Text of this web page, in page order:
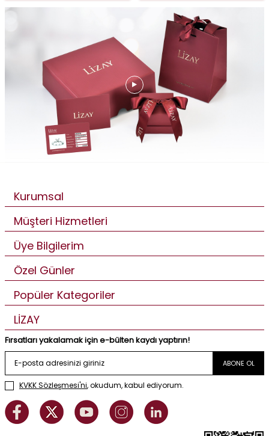
Kurumsal
Müşteri Hizmetleri
Üye Bilgilerim
Özel Günler
Popüler Kategoriler
LİZAY
Fırsatları yakalamak için e-bülten kaydı yaptırın!
ABONE OL
KVKK Sözleşmesi'ni, okudum, kabul ediyorum.